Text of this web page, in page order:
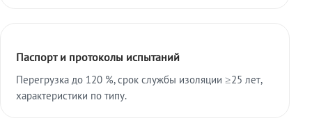
Паспорт и протоколы испытаний
Перегрузка до 120 %, срок службы изоляции ≥25 лет,
характеристики по типу.